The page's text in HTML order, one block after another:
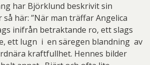
har Björklund beskrivit sin
här: ”När man träffar Angelica
inifrån betraktande ro, ett slags
ett lugn i en säregen blandning av
kraftfullhet. Hennes bilder